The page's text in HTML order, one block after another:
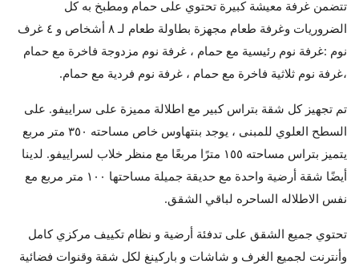
تتضمن غرفة معيشة كبيرة تحتوي على حمام ومطبخ به كل
الضروريات وغرفة طعام مجهزة بطاولة طعام لـ ٨ أشخاص و ٤ غرف
نوم :غرفة نوم رئيسية مع حمام ، غرفة نوم مزدوجة فاخرة مع حمام
،غرفة نوم ثلاثية فاخرة مع حمام ، غرفة نوم فردية مع حمام.
تم تجهيز كل شقة بتراس كبير مع اطلالة مميزة على سراييفو. على
السطح العلوي للمبنى ، يوجد بنتهاوس خاص مساحته ٣٥٠ متر مربع
يتميز بتراس مساحته ١٥٥ مترًا مربعًا مع منظر خلاب لسراييفو. لدينا
أيضًا شقة أرضية واحدة مع حديقة جميلة مساحتها ١٠٠ متر مربع مع
نفس الاطلاله الساحره لباقي الشقق.
‏تحتوي جميع الشقق على تدفئة أرضية و نظام تكييف مركزي كامل
وأنترنت لجميع الغرف ‏و شاشات ‏و باركينغ ‏لكل شقة ‏وقنوات فضائية